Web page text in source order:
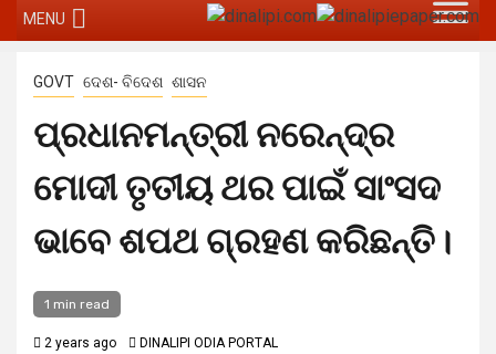
MENU
GOVT ଦେଶ- ବିଦେଶ ଶାସନ
ପ୍ରଧାନମନ୍ତ୍ରୀ ନରେନ୍ଦ୍ର
ମୋଦୀ ତୃତୀୟ ଥର ପାଇଁ ସାଂସଦ
ଭାବେ ଶପଥ ଗ୍ରହଣ କରିଛନ୍ତି।
1 min read
2 years ago DINALIPI ODIA PORTAL